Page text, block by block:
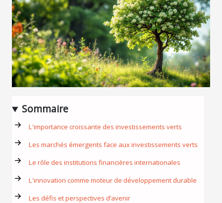
Sommaire
L'importance croissante des investissements verts
Les marchés émergents face aux investissements verts
Le rôle des institutions financières internationales
L'innovation comme moteur de développement durable
Les défis et perspectives d’avenir